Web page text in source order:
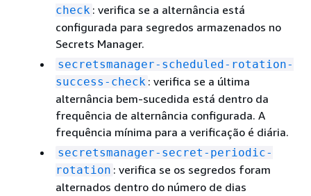
check : verifica se a alternância está
configurada para segredos armazenados no
Secrets Manager.
secretsmanager-scheduled-rotation-
success-check : verifica se a última
alternância bem-sucedida está dentro da
frequência de alternância configurada. A
frequência mínima para a verificação é diária.
secretsmanager-secret-periodic-
rotation : verifica se os segredos foram
alternados dentro do número de dias